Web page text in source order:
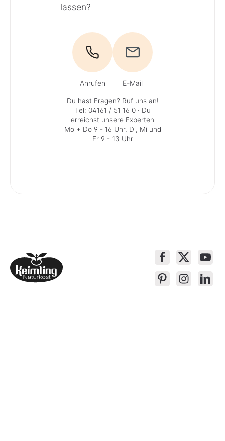
lassen?
Anrufen E-Mail
Du hast Fragen? Ruf uns an!
Tel: 04161 / 51 16 0· Du
erreichst unsere Experten
Mo + Do 9 - 16 Uhr, Di, Mi und
Fr 9 - 13 Uhr